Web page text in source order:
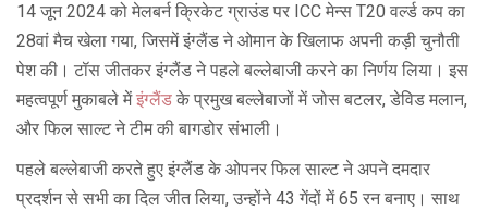
14 जून 2024 को मेलबर्न क्रिकेट ग्राउंड पर ICC मेन्स T20 वर्ल्ड कप का
28वां मैच खेला गया, जिसमें इंग्लैंड ने ओमान के खिलाफ अपनी कड़ी चुनौती
पेश की। टॉस जीतकर इंग्लैंड ने पहले बल्लेबाजी करने का निर्णय लिया। इस
महत्वपूर्ण मुकाबले मेंइंग्लैंड के प्रमुख बल्लेबाजों में जोस बटलर, डेविड मलान,
और फिल साल्ट ने टीम की बागडोर संभाली।
पहले बल्लेबाजी करते हुए इंग्लैंड के ओपनर फिल साल्ट ने अपने दमदार
प्रदर्शन से सभी का दिल जीत लिया, उन्होंने 43 गेंदों में 65 रन बनाए। साथ